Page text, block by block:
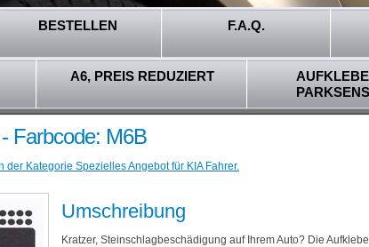
BESTELLEN F.A.Q.
A6, PREIS REDUZIERT
Farbcode: M6B
der Kategorie Spezielles Angebot für KIA Fahrer.
Umschreibung
Kratzer, Steinschlagbeschädigung auf Ihrem Auto? Die